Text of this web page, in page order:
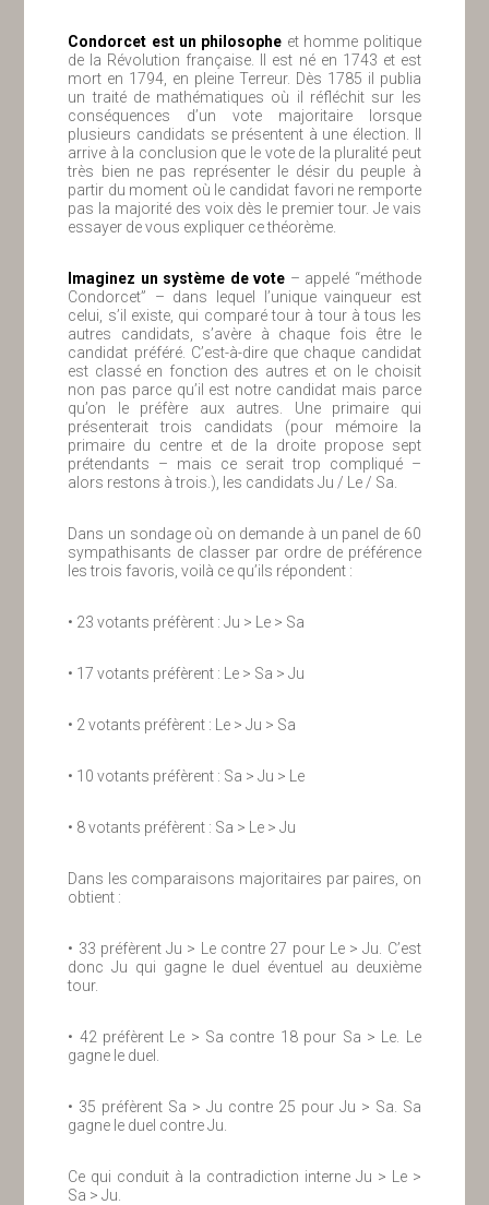
Condorcet est un philosophe et homme politique
de la Révolution française. Il est né en 1743 et est
mort en 1794, en pleine Terreur. Dès 1785 il publia
un traité de mathématiques où il réfléchit sur les
conséquences d’un vote majoritaire lorsque
plusieurs candidats se présentent à une élection. Il
arrive à la conclusion que le vote de la pluralité peut
très bien ne pas représenter le désir du peuple à
partir du moment où le candidat favori ne remporte
pas la majorité des voix dès le premier tour. Je vais
essayer de vous expliquer ce théorème.
Imaginez un système de vote – appelé “méthode
Condorcet” – dans lequel l’unique vainqueur est
celui, s’il existe, qui comparé tour à tour à tous les
autres candidats, s’avère à chaque fois être le
candidat préféré. C’est-à-dire que chaque candidat
est classé en fonction des autres et on le choisit
non pas parce qu’il est notre candidat mais parce
qu’on le préfère aux autres. Une primaire qui
présenterait trois candidats (pour mémoire la
primaire du centre et de la droite propose sept
prétendants – mais ce serait trop compliqué –
alors restons à trois.), les candidats Ju / Le / Sa.
Dans un sondage où on demande à un panel de 60
sympathisants de classer par ordre de préférence
les trois favoris, voilà ce qu’ils répondent :
• 23 votants préfèrent : Ju > Le > Sa
• 17 votants préfèrent : Le > Sa > Ju
• 2 votants préfèrent : Le > Ju > Sa
• 10 votants préfèrent : Sa > Ju > Le
• 8 votants préfèrent : Sa > Le > Ju
Dans les comparaisons majoritaires par paires, on
obtient :
• 33 préfèrent Ju > Le contre 27 pour Le > Ju. C’est
donc Ju qui gagne le duel éventuel au deuxième
tour.
• 42 préfèrent Le > Sa contre 18 pour Sa > Le. Le
gagne le duel.
• 35 préfèrent Sa > Ju contre 25 pour Ju > Sa. Sa
gagne le duel contre Ju.
Ce qui conduit à la contradiction interne Ju > Le >
Sa > Ju.